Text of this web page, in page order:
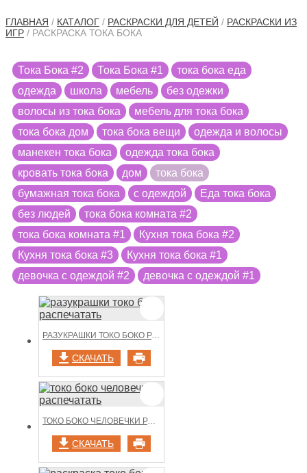
ГЛАВНАЯ / КАТАЛОГ / РАСКРАСКИ ДЛЯ ДЕТЕЙ / РАСКРАСКИ ИЗ
ИГР / РАСКРАСКА ТОКА БОКА
Тока Бока #2 Тока Бока #1
тока бока еда
одежда
школа мебель
без одежки
волосы из тока бока
мебель для тока бока
тока бока дом
тока бока вещи
одежда и волосы
манекен тока бока
одежда тока бока
кровать тока бока
дом
тока бока
бумажная тока бока
с одеждой
Еда тока бока
без людей
тока бока комната #2
тока бока комната #1
Кухня тока бока #2
Кухня тока бока #3
Кухня тока бока #1
девочка с одеждой #2
девочка с одеждой #1
РАЗУКРАШКИ ТОКО БОКО РАСПЕЧАТАТЬ
СКАЧАТЬ
ТОКО БОКО ЧЕЛОВЕЧКИ РАСПЕЧАТАТЬ
СКАЧАТЬ